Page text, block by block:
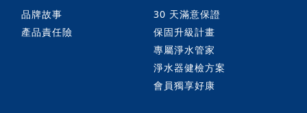
品牌故事
產品責任險
30 天滿意保證
保固升級計畫
專屬淨水管家
淨水器健檢方案
會員獨享好康